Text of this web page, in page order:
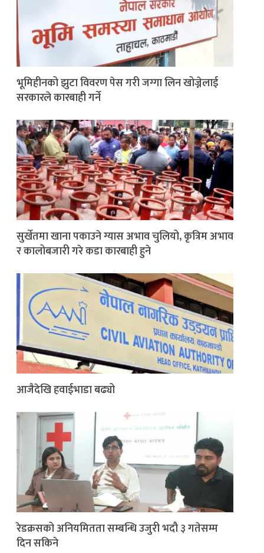
भूमिहीनको झुटा विवरण पेस गरी जग्गा लिन खोज्नेलाई
सरकारले कारबाही गर्ने
सुर्खेतमा खाना पकाउने ग्यास अभाव चुलियो, कृत्रिम अभाव
र कालोबजारी गरे कडा कारबाही हुने
आजैदेखि हवाईभाडा बढ्यो
रेडक्रसको अनियमितता सम्बन्धि उजुरी भदौ ३ गतेसम्म
दिन सकिने